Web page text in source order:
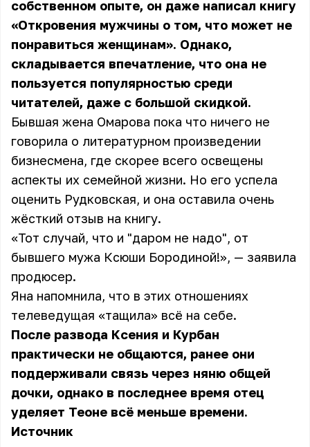
собственном опыте, он даже написал книгу
«Откровения мужчины о том, что может не
понравиться женщинам». Однако,
складывается впечатление, что она не
пользуется популярностью среди
читателей, даже с большой скидкой.
Бывшая жена Омарова пока что ничего не
говорила о литературном произведении
бизнесмена, где скорее всего освещены
аспекты их семейной жизни. Но его успела
оценить Рудковская, и она оставила очень
жёсткий отзыв на книгу.
«Тот случай, что и "даром не надо", от
бывшего мужа Ксюши Бородиной!», — заявила
продюсер.
Яна напомнила, что в этих отношениях
телеведущая «тащила» всё на себе.
После развода Ксения и Курбан
практически не общаются, ранее они
поддерживали связь через няню общей
дочки, однако в последнее время отец
уделяет Теоне всё меньше времени.
Источник